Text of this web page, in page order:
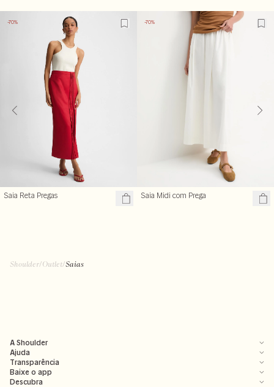
-70%
Saia Reta Pregas
-70%
Saia Midi com Prega
Shoulder/Outlet/Saias
A Shoulder
Ajuda
Transparência
Baixe o app
Descubra